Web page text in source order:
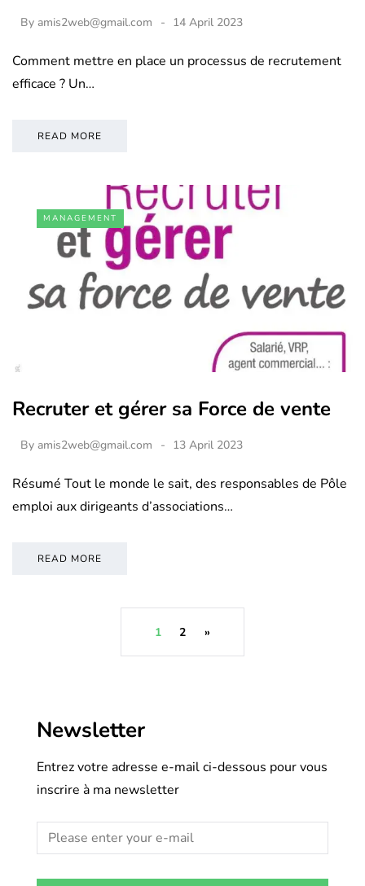
By amis2web@gmail.com 14 April 2023
Comment mettre en place un processus de recrutement
efficace ? Un…
READ MORE
MANAGEMENT
Recruter et gérer sa Force de vente
By amis2web@gmail.com 13 April 2023
Résumé Tout le monde le sait, des responsables de Pôle
emploi aux dirigeants d’associations…
READ MORE
1 2 »
Newsletter
Entrez votre adresse e-mail ci-dessous pour vous
inscrire à ma newsletter